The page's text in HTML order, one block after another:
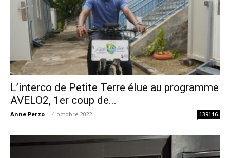
L’interco de Petite Terre élue au programme
AVELO2, 1er coup de...
Anne Perzo - 4 octobre 2022 139116